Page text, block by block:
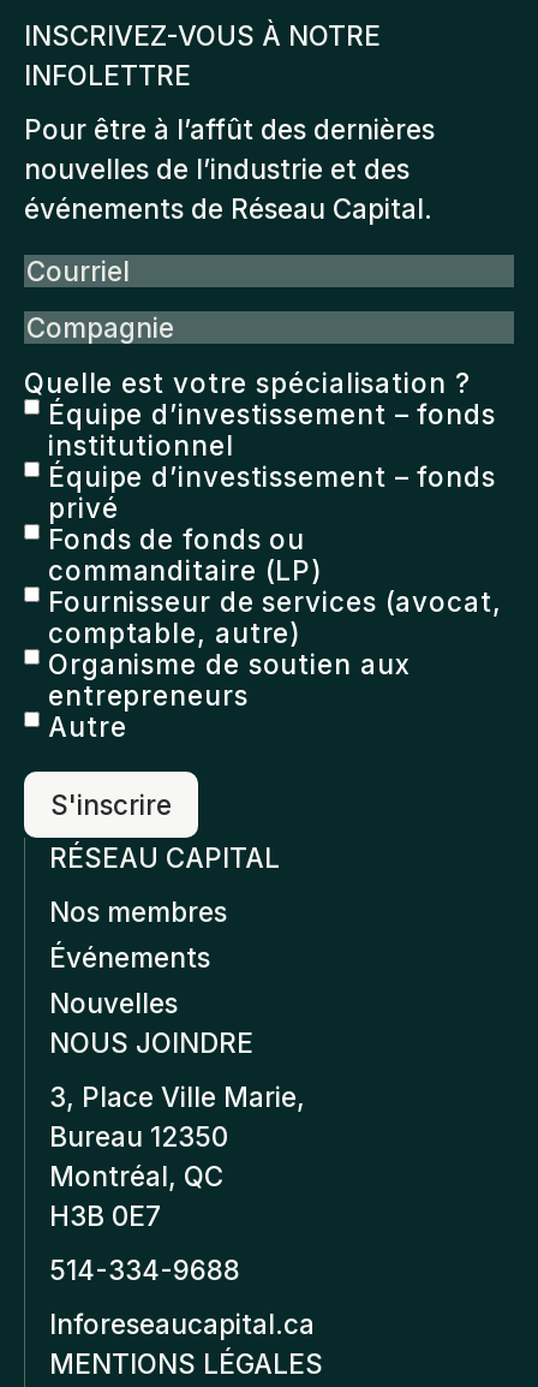
INSCRIVEZ-VOUS À NOTRE
INFOLETTRE
Pour être à l’affût des dernières
nouvelles de l’industrie et des
événements de Réseau Capital.
Courriel
Compagnie
Quelle est votre spécialisation ?
Équipe d’investissement – fonds
institutionnel
Équipe d’investissement – fonds
privé
Fonds de fonds ou
commanditaire (LP)
Fournisseur de services (avocat,
comptable, autre)
Organisme de soutien aux
entrepreneurs
Autre
RÉSEAU CAPITAL
Nos membres
Événements
Nouvelles
NOUS JOINDRE
3, Place Ville Marie,
Bureau 12350
Montréal, QC
H3B 0E7
514-334-9688
Inforeseaucapital.ca
MENTIONS LÉGALES